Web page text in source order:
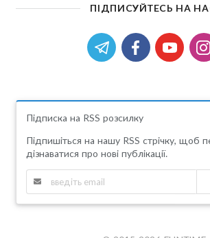
ПІДПИСУЙТЕСЬ НА
Підписка на RSS розсилку
Підпишіться на нашу RSS стрічку, щоб
дізнаватися про нові публікації.